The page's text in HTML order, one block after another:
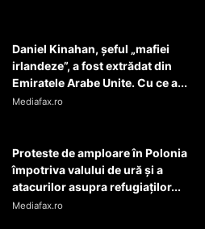
Daniel Kinahan, șeful „mafiei
irlandeze”, a fost extrădat din
Emiratele Arabe Unite. Cu ce a...
Mediafax.ro
Proteste de amploare în Polonia
împotriva valului de ură și a
atacurilor asupra refugiaților...
Mediafax.ro